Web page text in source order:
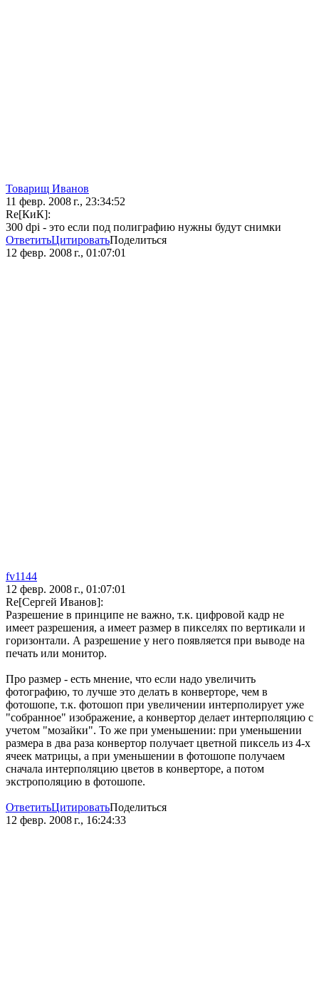
Товарищ Иванов
11 февр. 2008 г., 23:34:52
Re[КиК]:
300 dpi - это если под полиграфию нужны будут снимки
ОтветитьЦитироватьПоделиться
12 февр. 2008 г., 01:07:01
fv1144
12 февр. 2008 г., 01:07:01
Re[Сергей Иванов]:
Разрешение в принципе не важно, т.к. цифровой кадр не
имеет разрешения, а имеет размер в пикселях по вертикали и
горизонтали. А разрешение у него появляется при выводе на
печать или монитор.
Про размер - есть мнение, что если надо увеличить
фотографию, то лучше это делать в конверторе, чем в
фотошопе, т.к. фотошоп при увеличении интерполирует уже
"собранное" изображение, а конвертор делает интерполяцию с
учетом "мозайки". То же при уменьшении: при уменьшении
размера в два раза конвертор получает цветной пиксель из 4-х
ячеек матрицы, а при уменьшении в фотошопе получаем
сначала интерполяцию цветов в конверторе, а потом
экстрополяцию в фотошопе.
ОтветитьЦитироватьПоделиться
12 февр. 2008 г., 16:24:33